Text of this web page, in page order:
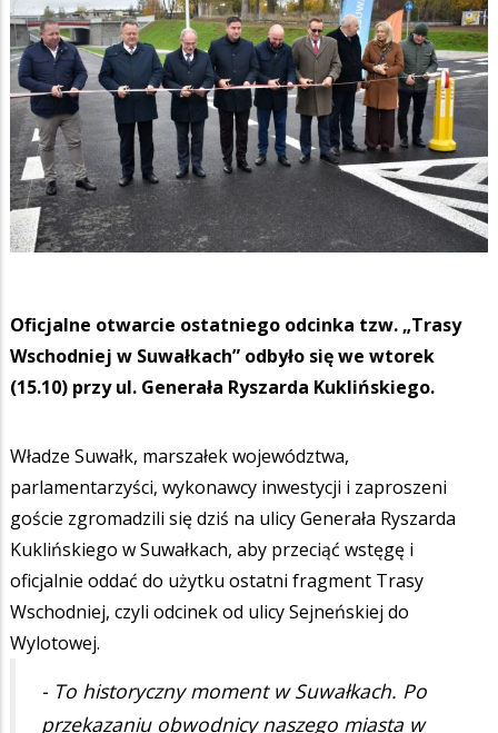
Oficjalne otwarcie ostatniego odcinka tzw. „Trasy
Wschodniej w Suwałkach” odbyło się we wtorek
(15.10) przy ul. Generała Ryszarda Kuklińskiego.
Władze Suwałk, marszałek województwa,
parlamentarzyści, wykonawcy inwestycji i zaproszeni
goście zgromadzili się dziś na ulicy Generała Ryszarda
Kuklińskiego w Suwałkach, aby przeciąć wstęgę i
oficjalnie oddać do użytku ostatni fragment Trasy
Wschodniej, czyli odcinek od ulicy Sejneńskiej do
Wylotowej.
- To historyczny moment w Suwałkach. Po
przekazaniu obwodnicy naszego miasta w